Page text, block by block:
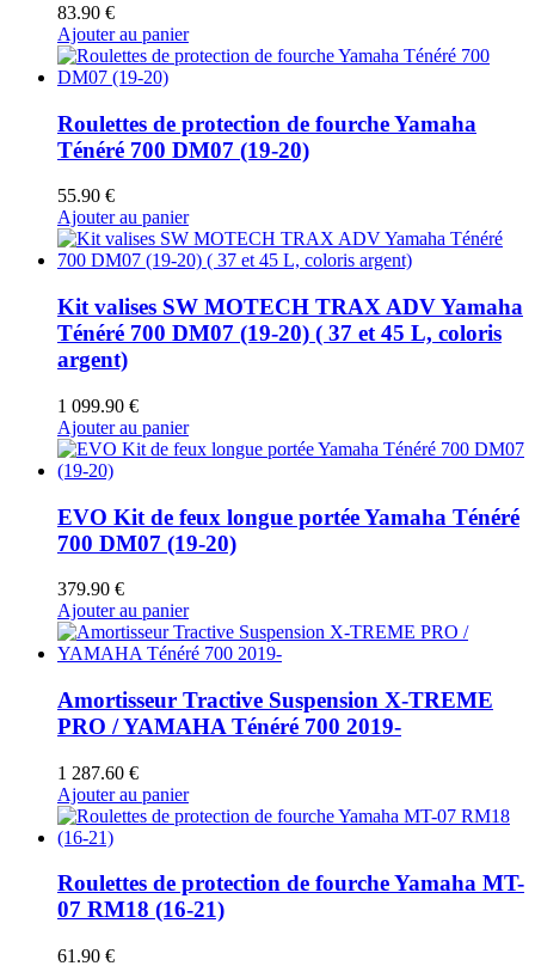
83.90 €
Ajouter au panier
Roulettes de protection de fourche Yamaha
Ténéré 700 DM07 (19-20)
55.90 €
Ajouter au panier
Kit valises SW MOTECH TRAX ADV Yamaha
Ténéré 700 DM07 (19-20) ( 37 et 45 L, coloris
argent)
1 099.90 €
Ajouter au panier
EVO Kit de feux longue portée Yamaha Ténéré
700 DM07 (19-20)
379.90 €
Ajouter au panier
Amortisseur Tractive Suspension X-TREME
PRO / YAMAHA Ténéré 700 2019-
1 287.60 €
Ajouter au panier
Roulettes de protection de fourche Yamaha MT-
07 RM18 (16-21)
61.90 €